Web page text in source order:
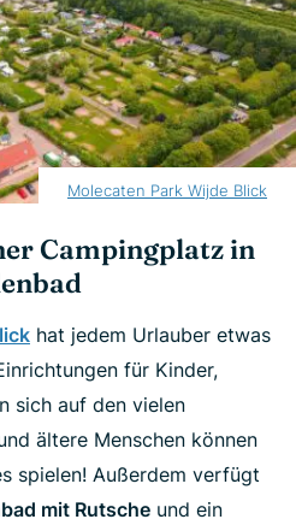
Molecaten Park Wijde Blick
Campingplatz in
hat jedem Urlauber etwas
für Kinder,
sich auf den vielen
ältere Menschen können
spielen! Außerdem verfügt
mit Rutsche und ein